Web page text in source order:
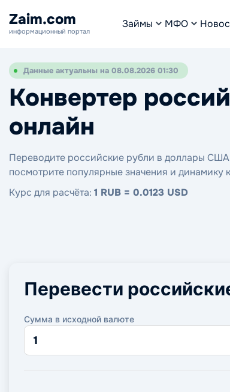
Zaim.com
информационный портал
Займы МФО
Данные актуальны на 08.08.2026 01:30
Конвертер
онлайн
Переводите российские рубли в доллары США
посмотрите популярные значения и динамику
Курс для расчёта: 1 RUB = 0.0123 USD
Перевести
Сумма в исходной валюте
Сумма